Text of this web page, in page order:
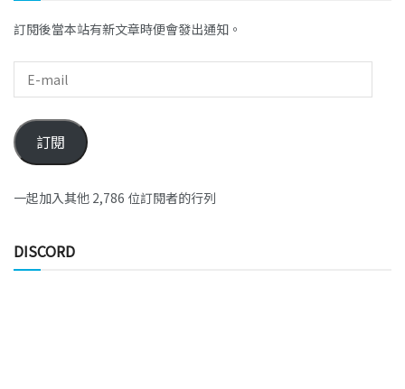
訂閱後當本站有新文章時便會發出通知。
訂閱
一起加入其他 2,786 位訂閱者的行列
DISCORD